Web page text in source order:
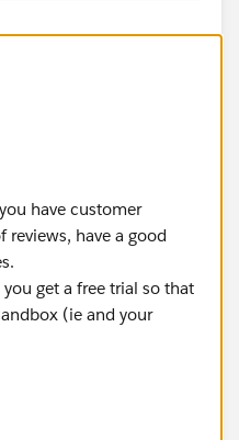
have customer
reviews, have a good
get a free trial so that
(ie and your